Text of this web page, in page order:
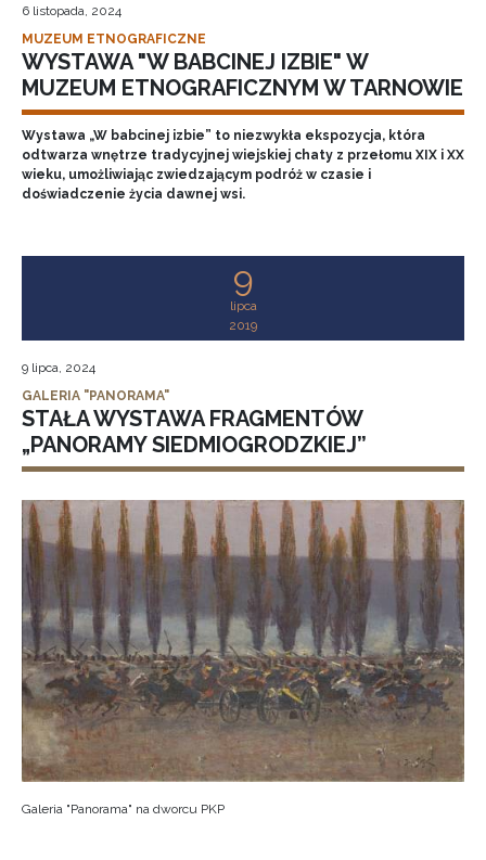
6 listopada, 2024
MUZEUM ETNOGRAFICZNE
WYSTAWA "W BABCINEJ IZBIE" W
MUZEUM ETNOGRAFICZNYM W TARNOWIE
Wystawa „W babcinej izbie” to niezwykła ekspozycja, która
odtwarza wnętrze tradycyjnej wiejskiej chaty z przełomu XIX i XX
wieku, umożliwiając zwiedzającym podróż w czasie i
doświadczenie życia dawnej wsi.
9
lipca
2019
9 lipca, 2024
GALERIA "PANORAMA"
STAŁA WYSTAWA FRAGMENTÓW
„PANORAMY SIEDMIOGRODZKIEJ”
Galeria "Panorama" na dworcu PKP